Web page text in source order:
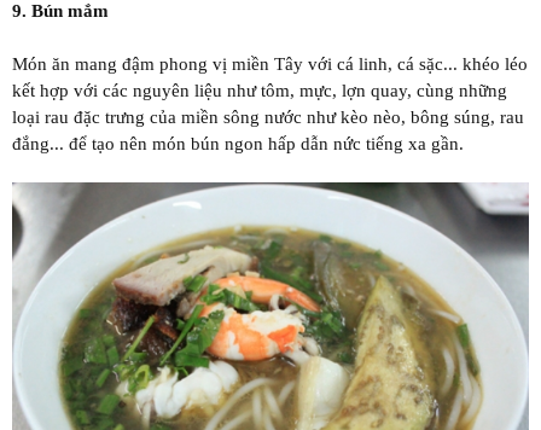
9. Bún mắm
Món ăn mang đậm phong vị miền Tây với cá linh, cá sặc... khéo léo
kết hợp với các nguyên liệu như tôm, mực, lợn quay, cùng những
loại rau đặc trưng của miền sông nước như kèo nèo, bông súng, rau
đắng... để tạo nên món bún ngon hấp dẫn nức tiếng xa gần.